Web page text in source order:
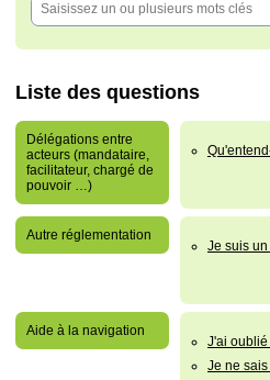
Liste des questions
Délégations entre
acteurs (mandataire,
facilitateur, chargé de
pouvoir …)
Autre réglementation
Je suis
Aide à la navigation
J'ai
Je ne